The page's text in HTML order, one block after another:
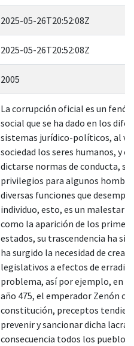
2025-05-26T20:52:08Z
2025-05-26T20:52:08Z
2005
La corrupción oficial es un
social que se ha dado en los
sistemas jurídico-políticos, al
sociedad los seres humanos, y
dictarse normas de conducta,
privilegios para algunos
diversas funciones que
individuo, esto, es un malestar
como la aparición de los
estados, su trascendencia ha
ha surgido la necesidad de crear
legislativos a efectos de
problema, así por ejemplo, en
año 475, el emperador Zenón
constitución, preceptos
prevenir y sancionar dicha lacra,
consecuencia todos los pueblos